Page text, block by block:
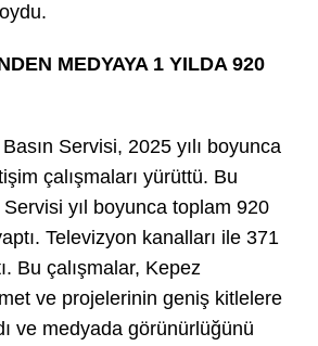
MEDYAYA 1 YILDA 920
Servisi, 2025 yılı boyunca
çalışmaları yürüttü. Bu
yıl boyunca toplam 920
Televizyon kanalları ile 371
Bu çalışmalar, Kepez
ve projelerinin geniş kitlelere
ve medyada görünürlüğünü